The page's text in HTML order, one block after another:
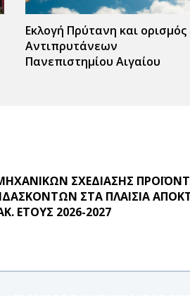
Εκλογή Πρύτανη και ορισμός
Αντιπρυτάνεων
Πανεπιστημίου Αιγαίου
ΣΧΕΔΙΑΣΗΣ
ΣΤΑ ΠΛΑΙΣΙΑ
ΕΤΟΥΣ 2026-2027